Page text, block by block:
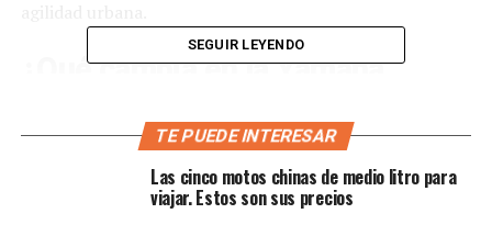
¿Qué cambia en la Yamaha
Tracer 7 GT 2025?
evolución muy acertada. La Tracer 7 GT 2025 mantiene
la base del modelo anterior, que ya era excelente.
SEGUIR LEYENDO
TE PUEDE INTERESAR
Las cinco motos chinas de medio litro para
viajar. Estos son sus precios